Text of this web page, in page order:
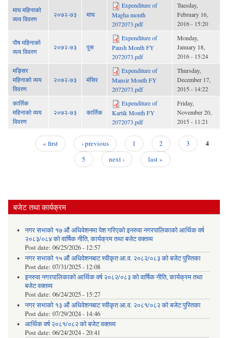
माघ महिनाको
व्यय विवरण
२०७२-७३ माघ
Expenditure of
Magha month
2072073.pdf
Tuesday,
February 16,
2016 - 15:20
पौष महिनाको
व्यय विवरण
२०७२-७३ पुस
Expenditure of
Paush Month FY
2072073.pdf
Monday,
January 18,
2016 - 15:24
मङ्सिर
महिनाको व्यय
विवरण
२०७२-७३ मंसिर
Expenditure of
Mansir Month FY
2072073.pdf
Thursday,
December 17,
2015 - 14:22
कार्तिक
महिनाको व्यय
विवरण
२०७२-७३ कार्तिक
Expenditure of
Kartik Month FY
2072073.pdf
Friday,
November 20,
2015 - 11:21
« first ‹ previous 1 2 3 4
5 next › last »
बजेट तथा कार्यक्रम
नगर सभाको १७ औं अधिवेशनमा पेश गरिएको इनरुवा नगरपालिकाको आर्थिक वर्ष
२०८३/०८४ को वार्षिक नीति, कार्यक्रम तथा बजेट वक्तव्य
Post date: 06/25/2026 - 12:57
नगर सभाको १५ औं अधिवेशनबाट स्वीकृत आ.व. २०८२/०८३ को बजेट पुस्तिका
Post date: 07/31/2025 - 12:08
इनरुवा नगरपालिकाको आर्थिक वर्ष २०८२/०८३ को वार्षिक नीति, कार्यक्रम तथा
बजेट वक्तव्य
Post date: 06/24/2025 - 15:27
नगर सभाको १३ औं अधिवेशनबाट स्वीकृत आ.व. २०८१/०८२ को बजेट पुस्तिका
Post date: 07/29/2024 - 14:46
आर्थिक वर्ष २०८१/०८२ को बजेट वक्तव्य
Post date: 06/24/2024 - 20:41